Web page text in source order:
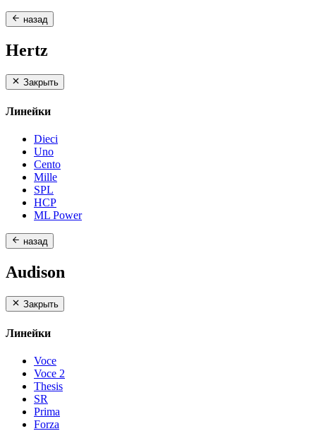
назад
Hertz
Закрыть
Линейки
Dieci
Uno
Cento
Mille
SPL
HCP
ML Power
назад
Audison
Закрыть
Линейки
Voce
Voce 2
Thesis
SR
Prima
Forza